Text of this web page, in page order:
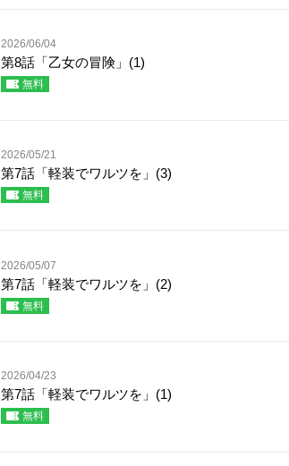
2026/06/04
第8話「乙女の冒険」(1)
無料
2026/05/21
第7話「軽装でワルツを」(3)
無料
2026/05/07
第7話「軽装でワルツを」(2)
無料
2026/04/23
第7話「軽装でワルツを」(1)
無料